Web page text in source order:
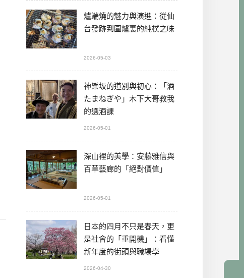
爐端燒的魅力與演進：從仙
台發跡到圍爐裏的純樸之味
2026-05-03
神樂坂的道別與初心：「酒
たまねぎや」木下大哥教我
的選酒課
2026-05-01
深山裡的美學：安藤雅信與
百草藝廊的「絕對價值」
2026-05-01
日本的四月不只是春天，更
是社會的「重開機」：看懂
新年度的街頭與職場學
2026-04-30